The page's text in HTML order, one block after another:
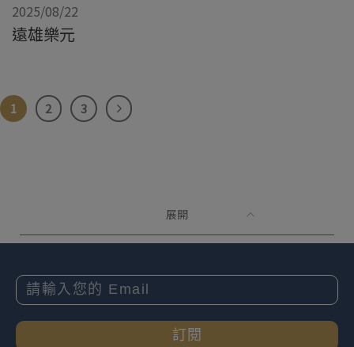
2025/08/22
遠雄樂元
1 2 3
展開
訂閱